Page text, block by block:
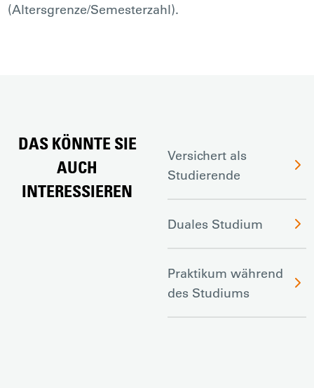
(Altersgrenze/Semesterzahl).
DAS KÖNNTE SIE
AUCH
INTERESSIEREN
Versichert als
Studierende
Duales Studium
Praktikum während
des Studiums